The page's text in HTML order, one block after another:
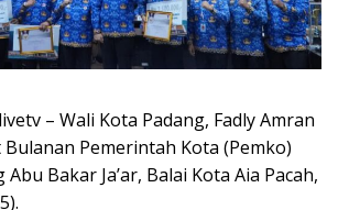
– Wali Kota Padang, Fadly Amran
Pemerintah Kota (Pemko)
Abu Bakar Ja’ar, Balai Kota Aia Pacah,